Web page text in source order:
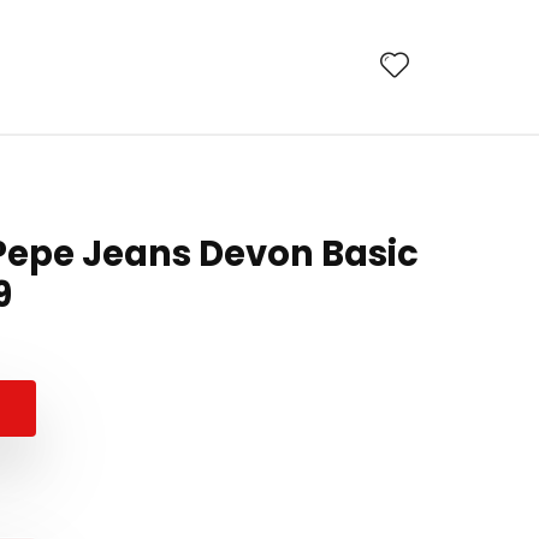
Jeans Devon Basic